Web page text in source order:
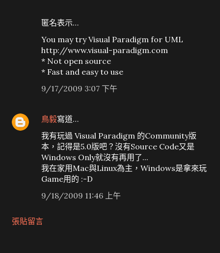
匿名表示…
You may try Visual Paradigm for UML
http://www.visual-paradigm.com
* Not open source
* Fast and easy to use
9/17/2009 3:07 下午
鳥毅寫道…
我有玩過 Visual Paradigm 的Community版
本，記得是5.0版吧？沒有Source Code又是
Windows Only就沒有再用了...
我在家用Mac與Linux為主，Windows是拿來玩
Game用的 :-D
9/18/2009 11:46 上午
張貼留言